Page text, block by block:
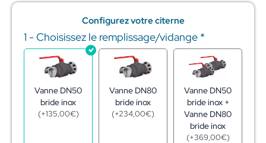
Configurez votre citerne
1 - Choisissez le remplissage/vidange *
Vanne DN50
bride inox
(+135,00€)
Vanne DN80
bride inox
(+234,00€)
Vanne DN50
bride inox +
Vanne DN80
bride inox
(+369,00€)
quantité
de
Citerne
souple
stockage
d'engrais
liquides